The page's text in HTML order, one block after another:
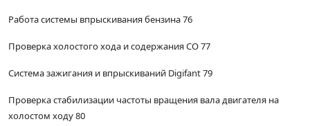
Работа системы впрыскивания бензина 76
Проверка холостого хода и содержания СО 77
Система зажигания и впрыскиваний Digifant 79
Проверка стабилизации частоты вращения вала двигателя на
холостом ходу 80